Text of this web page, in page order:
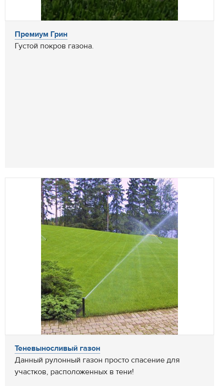
Премиум Грин
Густой покров газона.
Теневыносливый газон
Данный рулонный газон просто спасение для
участков, расположенных в тени!